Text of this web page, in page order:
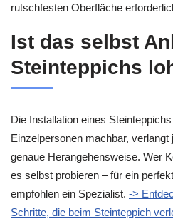
rutschfesten Oberfläche
Ist das selbst
Steinteppichs
Die Installation eines
Einzelpersonen machbar,
genaue Herangehensweise. Wer
es selbst probieren – für ein
empfohlen ein Spezialist. ->
Schritte, die beim Steinteppich